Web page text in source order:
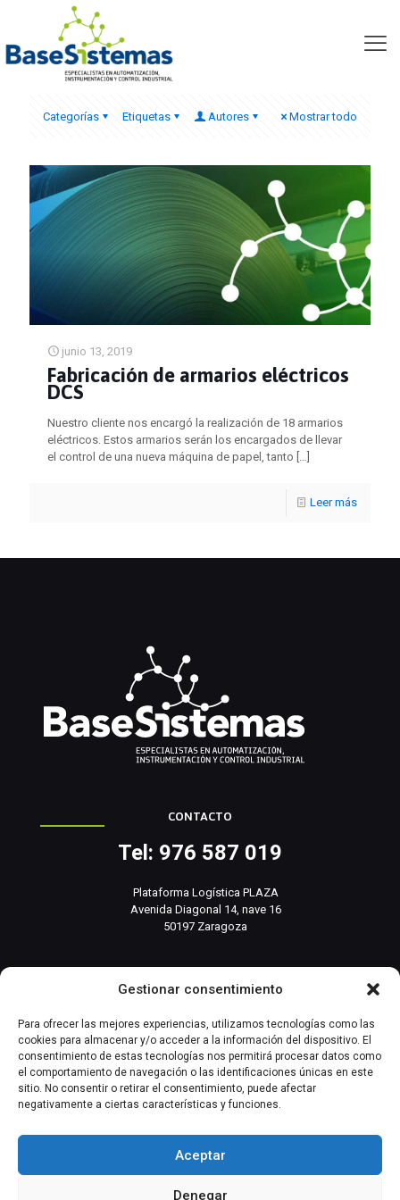
Gestionar consentimiento
Para ofrecer las mejores experiencias, utilizamos tecnologías como las
cookies para almacenar y/o acceder a la información del dispositivo. El
consentimiento de estas tecnologías nos permitirá procesar datos como
el comportamiento de navegación o las identificaciones únicas en este
sitio. No consentir o retirar el consentimiento, puede afectar
negativamente a ciertas características y funciones.
Aceptar
Denegar
armario CPU s7-400
Categorías Etiquetas Autores Mostrar todo
junio 13, 2019
Fabricación de armarios eléctricos
DCS
Nuestro cliente nos encargó la realización de 18 armarios
eléctricos. Estos armarios serán los encargados de llevar
el control de una nueva máquina de papel, tanto […]
Leer más
CONTACTO
Tel: 976 587 019
Plataforma Logística PLAZA
Avenida Diagonal 14, nave 16
50197 Zaragoza
INFORMACIÓN RELEVANTE
Producto
Automatización Industrial